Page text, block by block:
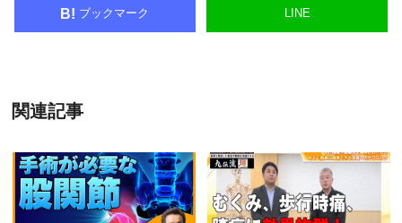
B! ブックマーク LINE
関連記事